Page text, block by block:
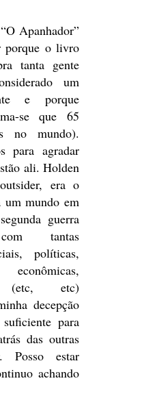
Apanhador”
porque o livro
tanta gente
um
e porque
se que 65
no mundo).
para agradar
ali. Holden
era o
um mundo em
guerra
tantas
políticas,
(etc, etc)
decepção
para
das outras
Posso estar
achando